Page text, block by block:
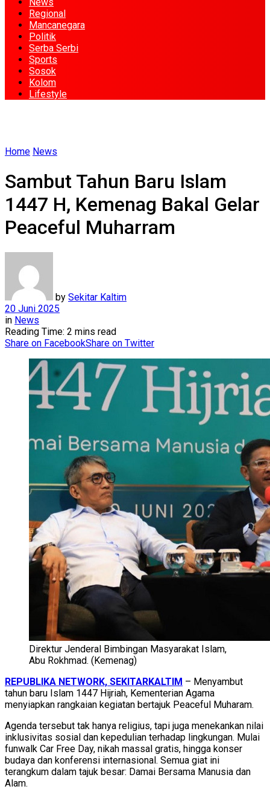
Regional
Mancanegara
Politik
Serba Serbi
Sports
Sosok
Kolom
Lifestyle
Home News
Sambut Tahun Baru Islam
1447 H, Kemenag Bakal Gelar
Peaceful Muharram
by Sekitar Kaltim
20 Juni 2025
in News
Reading Time: 2 mins read
Share on FacebookShare on Twitter
Direktur Jenderal Bimbingan Masyarakat Islam,
Abu Rokhmad. (Kemenag)
REPUBLIKA NETWORK, SEKITARKALTIM – Menyambut
tahun baru Islam 1447 Hijriah, Kementerian Agama
menyiapkan rangkaian kegiatan bertajuk Peaceful Muharam.
Agenda tersebut tak hanya religius, tapi juga menekankan nilai
inklusivitas sosial dan kepedulian terhadap lingkungan. Mulai
funwalk Car Free Day, nikah massal gratis, hingga konser
budaya dan konferensi internasional. Semua giat ini
terangkum dalam tajuk besar: Damai Bersama Manusia dan
Alam.